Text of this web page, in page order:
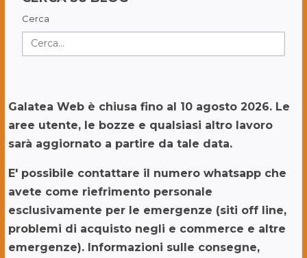
Cerca
Galatea Web è chiusa fino al 10 agosto 2026. Le
aree utente, le bozze e qualsiasi altro lavoro
sarà aggiornato a partire da tale data.
E' possibile contattare il numero whatsapp che
avete come riefrimento personale
esclusivamente per le emergenze (siti off line,
problemi di acquisto negli e commerce e altre
emergenze). Informazioni sulle consegne,